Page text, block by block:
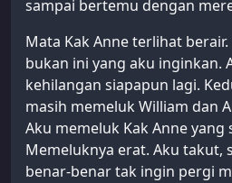
sampai bertemu dengan
Mata Kak Anne terlihat
bukan ini yang aku inginkan.
kehilangan siapapun lagi.
masih memeluk William dan
Aku memeluk Kak Anne yang
Memeluknya erat. Aku takut,
benar-benar tak ingin pergi